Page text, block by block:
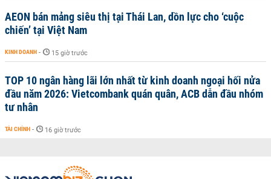
AEON bán mảng siêu thị tại Thái Lan, dồn lực cho ‘cuộc
chiến’ tại Việt Nam
KINH DOANH - 15 giờ trước
TOP 10 ngân hàng lãi lớn nhất từ kinh doanh ngoại hối nửa
đầu năm 2026: Vietcombank quán quân, ACB dẫn đầu nhóm
tư nhân
TÀI CHÍNH - 16 giờ trước